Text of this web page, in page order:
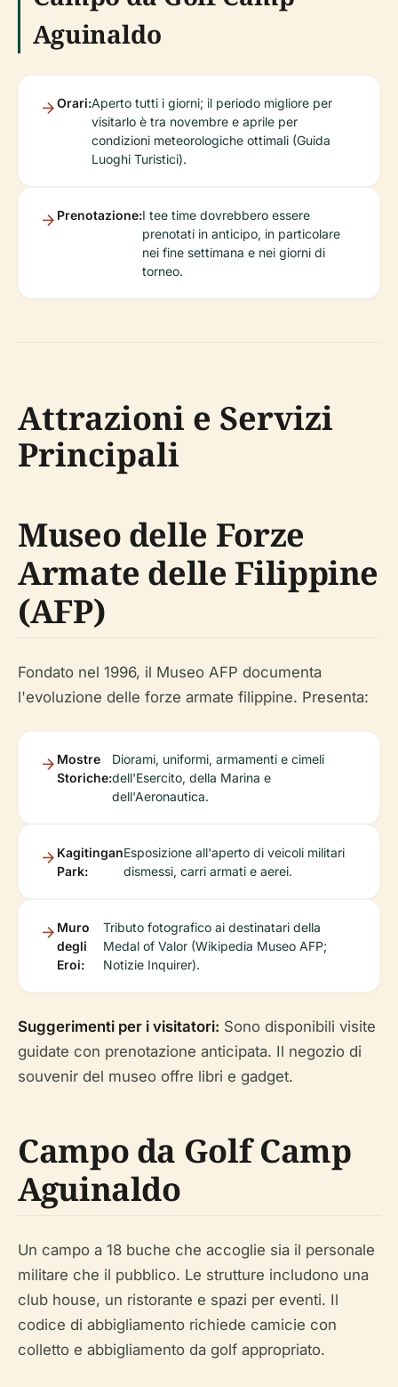
Aguinaldo
Orari:Aperto tutti i giorni; il periodo migliore per
visitarlo è tra novembre e aprile per
condizioni meteorologiche ottimali (Guida
Luoghi Turistici).
Prenotazione:I tee time dovrebbero essere
prenotati in anticipo, in particolare
nei fine settimana e nei giorni di
torneo.
Attrazioni e Servizi
Principali
Museo delle Forze
Armate delle Filippine
(AFP)
Fondato nel 1996, il Museo AFP documenta
l'evoluzione delle forze armate filippine. Presenta:
Mostre
Storiche:
Diorami, uniformi, armamenti e cimeli
dell'Esercito, della Marina e
dell'Aeronautica.
Kagitingan
Park:
Esposizione all'aperto di veicoli militari
dismessi, carri armati e aerei.
Muro
degli
Eroi:
Tributo fotografico ai destinatari della
Medal of Valor (Wikipedia Museo AFP;
Notizie Inquirer).
Suggerimenti per i visitatori: Sono disponibili visite
guidate con prenotazione anticipata. Il negozio di
souvenir del museo offre libri e gadget.
Campo da Golf Camp
Aguinaldo
Un campo a 18 buche che accoglie sia il personale
militare che il pubblico. Le strutture includono una
club house, un ristorante e spazi per eventi. Il
codice di abbigliamento richiede camicie con
colletto e abbigliamento da golf appropriato.